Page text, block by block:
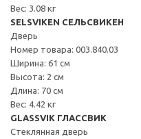
Вес: 3.08 кг
SELSVIKEN СЕЛЬСВИКЕН
Дверь
Номер товара: 003.840.03
Ширина: 61 см
Высота: 2 см
Длина: 70 см
Вес: 4.42 кг
GLASSVIK ГЛАССВИК
Стеклянная дверь